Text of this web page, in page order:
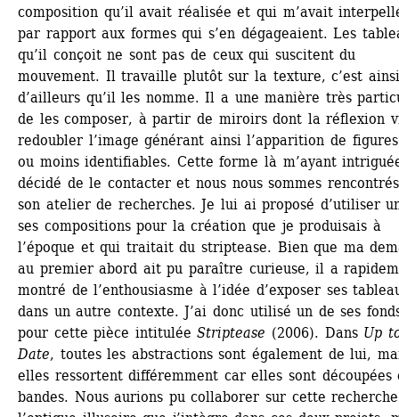
composition qu’il avait réalisée et qui m’avait
par rapport aux formes qui s’en dégageaient. Les
qu’il conçoit ne sont pas de ceux qui suscitent du
mouvement. Il travaille plutôt sur la texture, c’est ainsi
d’ailleurs qu’il les nomme. Il a une manière très
de les composer, à partir de miroirs dont la réflexion
redoubler l’image générant ainsi l’apparition de
ou moins identifiables. Cette forme là m’ayant
décidé de le contacter et nous nous sommes
son atelier de recherches. Je lui ai proposé d’utiliser
ses compositions pour la création que je produisais à
l’époque et qui traitait du striptease. Bien que ma
au premier abord ait pu paraître curieuse, il a
montré de l’enthousiasme à l’idée d’exposer ses
dans un autre contexte. J’ai donc utilisé un de ses
pour cette pièce intitulée Striptease (2006). Dans Up
Date, toutes les abstractions sont également de lui,
elles ressortent différemment car elles sont découpées
bandes. Nous aurions pu collaborer sur cette